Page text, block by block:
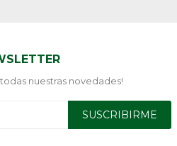
nuestras novedades!
SUSCRIBIRME